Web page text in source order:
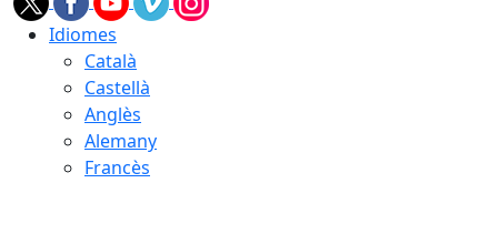
Idiomes
Català
Castellà
Anglès
Alemany
Francès